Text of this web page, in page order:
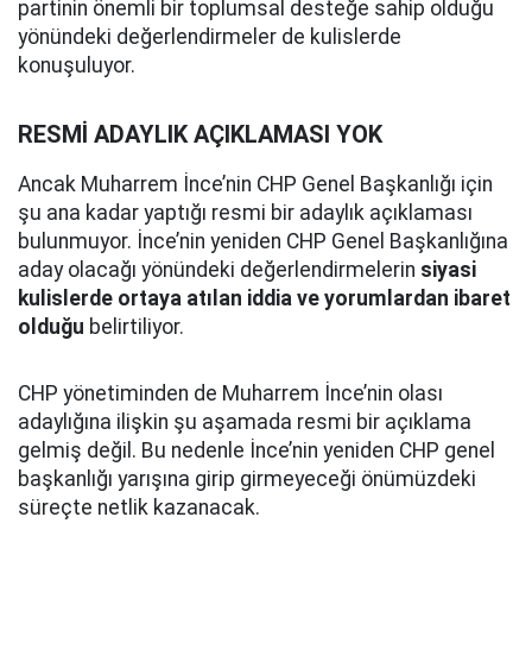
partinin önemli bir toplumsal desteğe sahip olduğu
yönündeki değerlendirmeler de kulislerde
konuşuluyor.
RESMİ ADAYLIK AÇIKLAMASI YOK
Ancak Muharrem İnce’nin CHP Genel Başkanlığı için
şu ana kadar yaptığı resmi bir adaylık açıklaması
bulunmuyor. İnce’nin yeniden CHP Genel Başkanlığına
aday olacağı yönündeki değerlendirmelerin siyasi
kulislerde ortaya atılan iddia ve yorumlardan ibaret
olduğu belirtiliyor.
CHP yönetiminden de Muharrem İnce’nin olası
adaylığına ilişkin şu aşamada resmi bir açıklama
gelmiş değil. Bu nedenle İnce’nin yeniden CHP genel
başkanlığı yarışına girip girmeyeceği önümüzdeki
süreçte netlik kazanacak.